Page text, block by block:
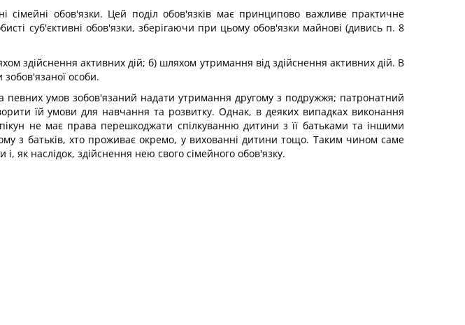
сімейні обов'язки. Цей поділ обов'язків має принципово важливе практичне
суб'єктивні обов'язки, зберігаючи при цьому обов'язки майнові (дивись п. 8
здійснення активних дій; б) шляхом утримання від здійснення активних дій. В
особи.
певних умов зобов'язаний надати утримання другому з подружжя; патронатний
їй умови для навчання та розвитку. Однак, в деяких випадках виконання
не має права перешкоджати спілкуванню дитини з її батьками та іншими
з батьків, хто проживає окремо, у вихованні дитини тощо. Таким чином саме
як наслідок, здійснення нею свого сімейного обов'язку.